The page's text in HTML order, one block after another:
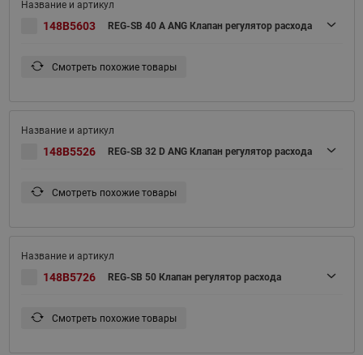
148B5603 REG-SB 40 A ANG Клапан регулятор расхода
Смотреть похожие товары
148B5526 REG-SB 32 D ANG Клапан регулятор расхода
Смотреть похожие товары
148B5726 REG-SB 50 Клапан регулятор расхода
Смотреть похожие товары